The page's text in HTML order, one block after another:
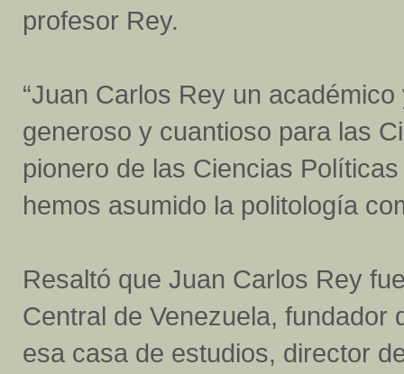
profesor Rey.
“Juan Carlos Rey un
generoso y cuantioso para las
pionero de las Ciencias
hemos asumido la politología
Resaltó que Juan Carlos Rey
Central de Venezuela,
esa casa de estudios, director